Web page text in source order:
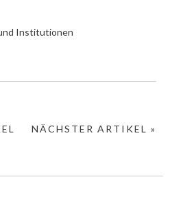
Institutionen
NÄCHSTER ARTIKEL »